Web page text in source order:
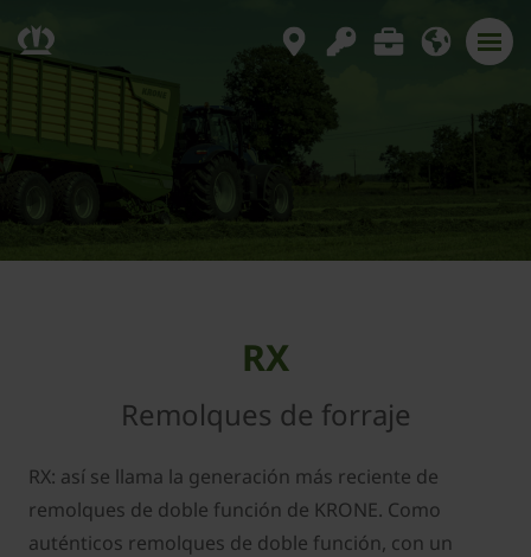
RX
Remolques de forraje
RX: así se llama la generación más reciente de
remolques de doble función de KRONE. Como
auténticos remolques de doble función, con un